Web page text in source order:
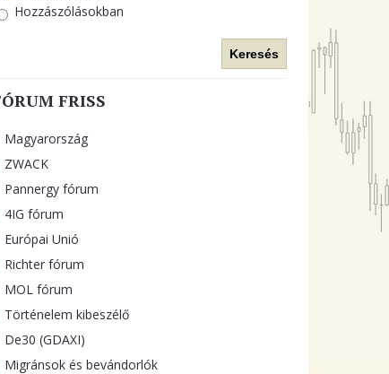
Hozzászólásokban
Keresés
FRISS
Magyarország
ZWACK
Pannergy fórum
4IG fórum
Európai Unió
Richter fórum
MOL fórum
Történelem kibeszélő
De30 (GDAXI)
Migránsok és bevándorlók